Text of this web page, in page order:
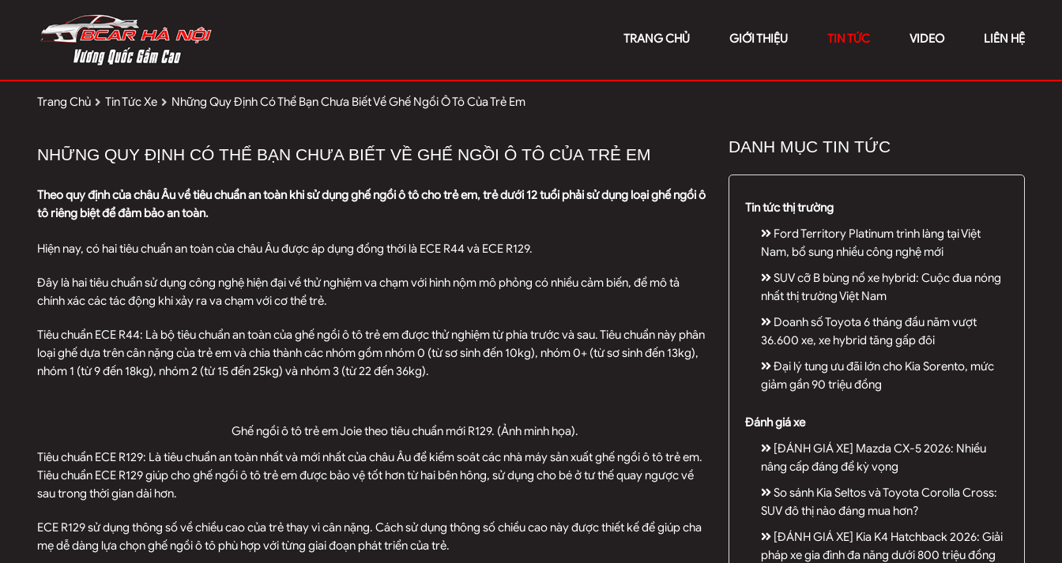
TRANG CHỦ GIỚI THIỆU TIN TỨC VIDEO LIÊN HỆ
Trang Chủ Tin Tức Xe Những Quy Định Có Thể Bạn Chưa Biết Về Ghế Ngồi Ô Tô Của Trẻ Em
NHỮNG QUY ĐỊNH CÓ THỂ BẠN CHƯA BIẾT VỀ GHẾ NGỒI Ô TÔ CỦA TRẺ EM
Theo quy định của châu Âu về tiêu chuẩn an toàn khi sử dụng ghế ngồi ô tô cho trẻ em, trẻ dưới 12 tuổi phải sử dụng loại ghế ngồi ô
tô riêng biệt để đảm bảo an toàn.
Hiện nay, có hai tiêu chuẩn an toàn của châu Âu được áp dụng đồng thời là ECE R44 và ECE R129.
Đây là hai tiêu chuẩn sử dụng công nghệ hiện đại về thử nghiệm va chạm với hình nộm mô phỏng có nhiều cảm biến, để mô tả
chính xác các tác động khi xảy ra va chạm với cơ thể trẻ.
Tiêu chuẩn ECE R44: Là bộ tiêu chuẩn an toàn của ghế ngồi ô tô trẻ em được thử nghiệm từ phía trước và sau. Tiêu chuẩn này phân
loại ghế dựa trên cân nặng của trẻ em và chia thành các nhóm gồm nhóm 0 (từ sơ sinh đến 10kg), nhóm 0+ (từ sơ sinh đến 13kg),
nhóm 1 (từ 9 đến 18kg), nhóm 2 (từ 15 đến 25kg) và nhóm 3 (từ 22 đến 36kg).
Ghế ngồi ô tô trẻ em Joie theo tiêu chuẩn mới R129. (Ảnh minh họa).
Tiêu chuẩn ECE R129: Là tiêu chuẩn an toàn nhất và mới nhất của châu Âu để kiểm soát các nhà máy sản xuất ghế ngồi ô tô trẻ em.
Tiêu chuẩn ECE R129 giúp cho ghế ngồi ô tô trẻ em được bảo vệ tốt hơn từ hai bên hông, sử dụng cho bé ở tư thế quay ngược về
sau trong thời gian dài hơn.
ECE R129 sử dụng thông số về chiều cao của trẻ thay vì cân nặng. Cách sử dụng thông số chiều cao này được thiết kế để giúp cha
mẹ dễ dàng lựa chọn ghế ngồi ô tô phù hợp với từng giai đoạn phát triển của trẻ.
DANH MỤC TIN TỨC
Tin tức thị trường
Ford Territory Platinum trình làng tại Việt
Nam, bổ sung nhiều công nghệ mới
SUV cỡ B bùng nổ xe hybrid: Cuộc đua nóng
nhất thị trường Việt Nam
Doanh số Toyota 6 tháng đầu năm vượt
36.600 xe, xe hybrid tăng gấp đôi
Đại lý tung ưu đãi lớn cho Kia Sorento, mức
giảm gần 90 triệu đồng
Đánh giá xe
[ĐÁNH GIÁ XE] Mazda CX-5 2026: Nhiều
nâng cấp đáng để kỳ vọng
So sánh Kia Seltos và Toyota Corolla Cross:
SUV đô thị nào đáng mua hơn?
[ĐÁNH GIÁ XE] Kia K4 Hatchback 2026: Giải
pháp xe gia đình đa năng dưới 800 triệu đồng